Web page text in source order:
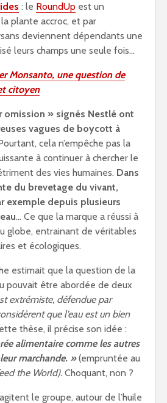
: le RoundUp est un
plante accroc, et par
deviennent dépendants une
leurs champs une seule fois…
Monsanto, une question de
citoyen
omission » signés Nestlé ont
vagues de boycott à
cela n’empêche pas la
à continuer à chercher le
des vies humaines. Dans
du brevetage du vivant,
exemple depuis plusieurs
… Ce que la marque a réussi à
globe, entrainant de véritables
et écologiques.
estimait que la question de la
pouvait être abordée de deux
extrémiste, défendue par
que l’eau est un bien
thèse, il précise son idée :
alimentaire comme les autres
marchande. »(empruntée au
the World). Choquant, non ?
le groupe, autour de l’huile